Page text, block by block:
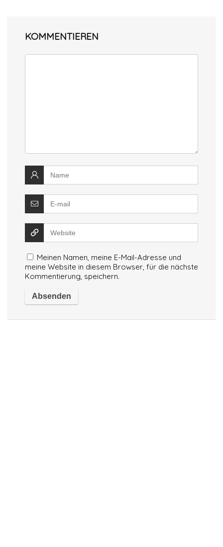
KOMMENTIEREN
Meinen Namen, meine E-Mail-Adresse und
meine Website in diesem Browser, für die nächste
Kommentierung, speichern.